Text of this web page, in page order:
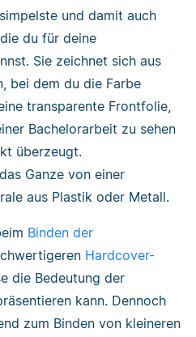
und damit auch
du für deine
Sie zeichnet sich aus
bei dem du die Farbe
transparente Frontfolie,
Bachelorarbeit zu sehen
überzeugt.
Ganze von einer
aus Plastik oder Metall.
Binden der
Hardcover-
die Bedeutung der
kann. Dennoch
zum Binden von kleineren